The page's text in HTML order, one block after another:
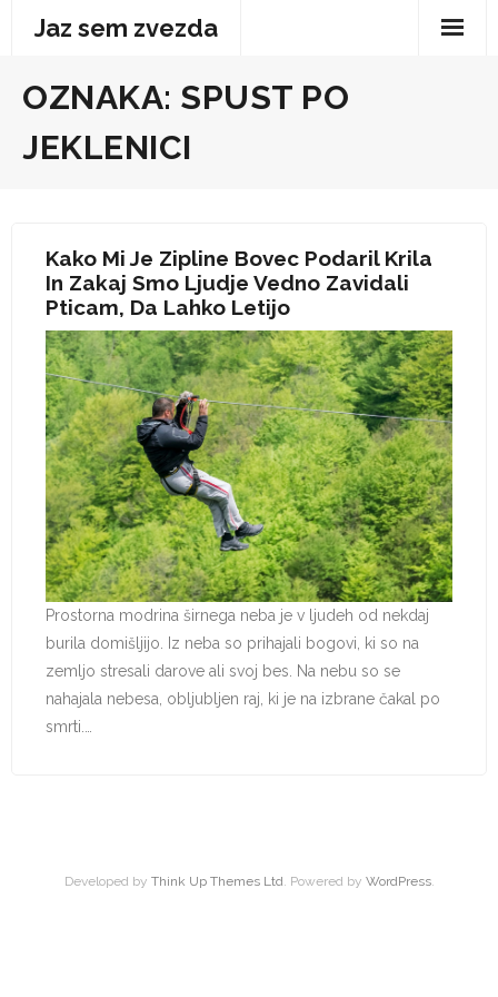
Jaz sem zvezda
OZNAKA: SPUST PO
JEKLENICI
Kako Mi Je Zipline Bovec Podaril Krila
In Zakaj Smo Ljudje Vedno Zavidali
Pticam, Da Lahko Letijo
Prostorna modrina širnega neba je v ljudeh od nekdaj
burila domišljijo. Iz neba so prihajali bogovi, ki so na
zemljo stresali darove ali svoj bes. Na nebu so se
nahajala nebesa, obljubljen raj, ki je na izbrane čakal po
smrti.…
Developed by Think Up Themes Ltd. Powered by WordPress.